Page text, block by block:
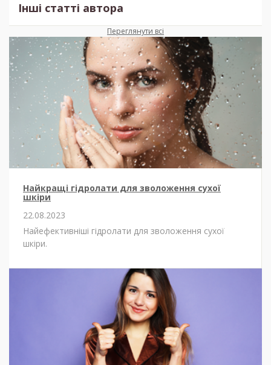
Інші статті автора
Переглянути всі
Найкращі гідролати для зволоження сухої
шкіри
22.08.2023
Найефективніші гідролати для зволоження сухої
шкіри.